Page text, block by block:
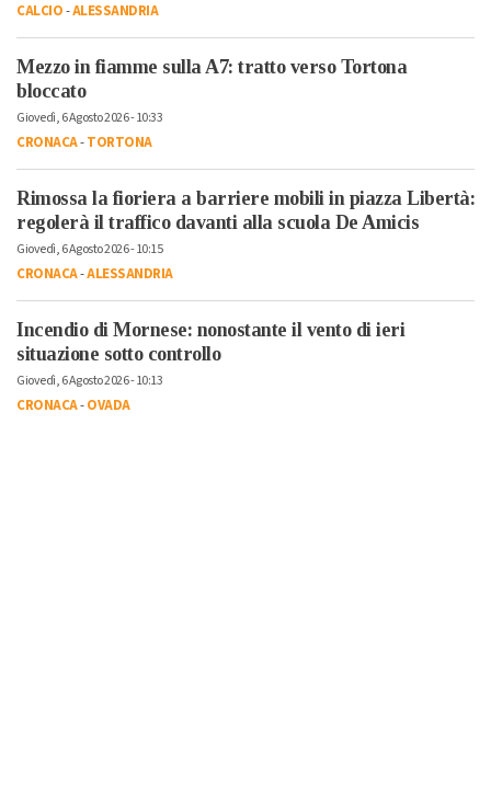
CALCIO-ALESSANDRIA
Mezzo in fiamme sulla A7: tratto verso Tortona
bloccato
Giovedì, 6 Agosto 2026 - 10:33
CRONACA-TORTONA
Rimossa la fioriera a barriere mobili in piazza Libertà:
regolerà il traffico davanti alla scuola De Amicis
Giovedì, 6 Agosto 2026 - 10:15
CRONACA-ALESSANDRIA
Incendio di Mornese: nonostante il vento di ieri
situazione sotto controllo
Giovedì, 6 Agosto 2026 - 10:13
CRONACA-OVADA